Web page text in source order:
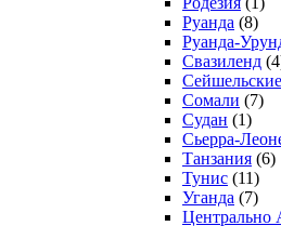
Руанда (8)
Руанда-
Свазиленд
Сомали (7)
Судан (1)
Сьерра-
Танзания (6)
Тунис (11)
Уганда (7)
Центрально